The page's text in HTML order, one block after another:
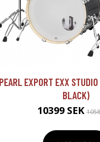
PEARL EXPORT EXX
BLACK)
10399 SEK